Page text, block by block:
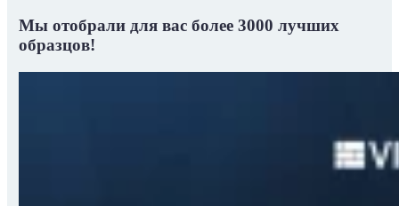
Мы отобрали для вас более 3000 лучших
образцов!